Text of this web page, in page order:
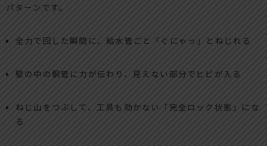
パターンです。
全力で回した瞬間に、給水管ごと「ぐにゃっ」とねじれる
壁の中の銅管に力が伝わり、見えない部分でヒビが入る
ねじ山をつぶして、工具も効かない「完全ロック状態」にな
る